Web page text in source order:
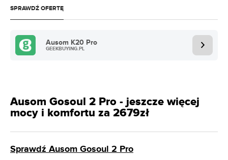
SPRAWDŹ OFERTĘ
Ausom K20 Pro
GEEKBUYING.PL
Ausom Gosoul 2 Pro - jeszcze więcej
mocy i komfortu za 2679zł
Sprawdź Ausom Gosoul 2 Pro